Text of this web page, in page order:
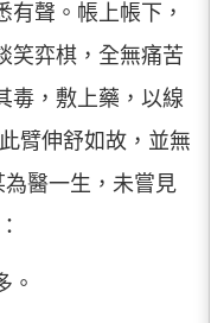
有聲。帳上帳下，
笑弈棋，全無痛苦
毒，敷上藥，以線
臂伸舒如故，並無
為醫一生，未嘗見
。